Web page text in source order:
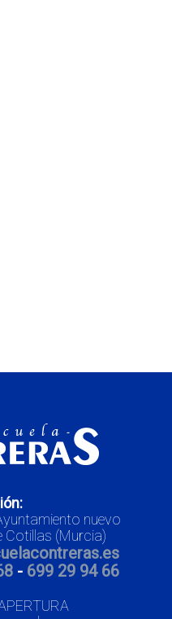
nuevo
Cotillas (Murcia)
- 699 29 94 66